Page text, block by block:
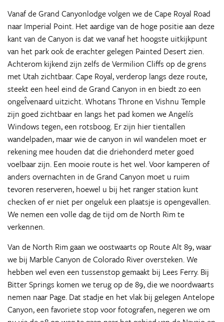
Vanaf de Grand Canyonlodge volgen we de Cape Royal Road
naar Imperial Point. Het aardige van de hoge positie aan deze
kant van de Canyon is dat we vanaf het hoogste uitkijkpunt
van het park ook de erachter gelegen Painted Desert zien.
Achterom kijkend zijn zelfs de Vermilion Cliffs op de grens
met Utah zichtbaar. Cape Royal, verderop langs deze route,
steekt een heel eind de Grand Canyon in en biedt zo een
ongeÎvenaard uitzicht. Whotans Throne en Vishnu Temple
zijn goed zichtbaar en langs het pad komen we Angelís
Windows tegen, een rotsboog. Er zijn hier tientallen
wandelpaden, maar wie de canyon in wil wandelen moet er
rekening mee houden dat die driehonderd meter goed
voelbaar zijn. Een mooie route is het wel. Voor kamperen of
anders overnachten in de Grand Canyon moet u ruim
tevoren reserveren, hoewel u bij het ranger station kunt
checken of er niet per ongeluk een plaatsje is opengevallen.
We nemen een volle dag de tijd om de North Rim te
verkennen.
Van de North Rim gaan we oostwaarts op Route Alt 89, waar
we bij Marble Canyon de Colorado River oversteken. We
hebben wel even een tussenstop gemaakt bij Lees Ferry. Bij
Bitter Springs komen we terug op de 89, die we noordwaarts
nemen naar Page. Dat stadje en het vlak bij gelegen Antelope
Canyon, een favoriete stop voor fotografen, negeren we om